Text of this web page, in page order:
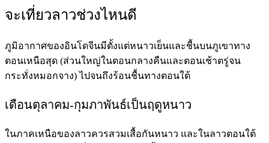
จะเที่ยวลาวช่วงไหนดี
ภูมิอากาศของอินโดจีนมีตั้งแต่หนาวเย็นและชื้นบนภูเขาทาง
ตอนเหนือสุด (ส่วนใหญ่ในตอนกลางคืนและตอนเช้าตรู่จน
กระทั่งหมอกจาง) ไปจนถึงร้อนชื้นทางตอนใต้
เดือนตุลาคม-กุมภาพันธ์เป็นฤดูหนาว
ในภาคเหนือของลาวควรสวมเสื้อกันหนาว และในลาวตอนใต้